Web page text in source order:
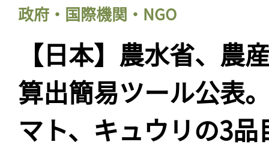
政府・国際機関・NGO
【日本】農水省、農
算出簡易ツール公表
マト、キュウリの3品